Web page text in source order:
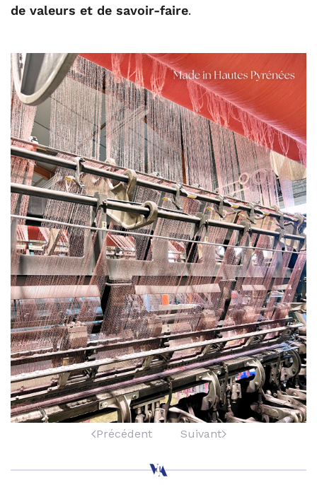
de valeurs et de savoir-faire.
Précédent Suivant